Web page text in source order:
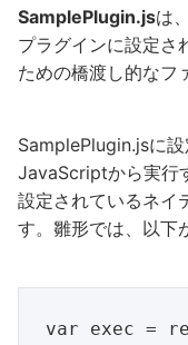
SamplePlugin.jsは
プラグインに設定さ
ための橋渡し的なフ
SamplePlugin.jsに
JavaScriptから実行
設定されているネイ
す。雛形では、以下
var exec =